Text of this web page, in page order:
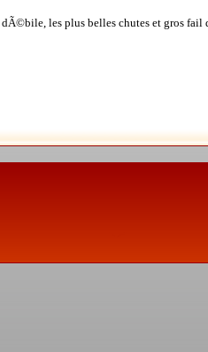
les plus belles chutes et gros fail